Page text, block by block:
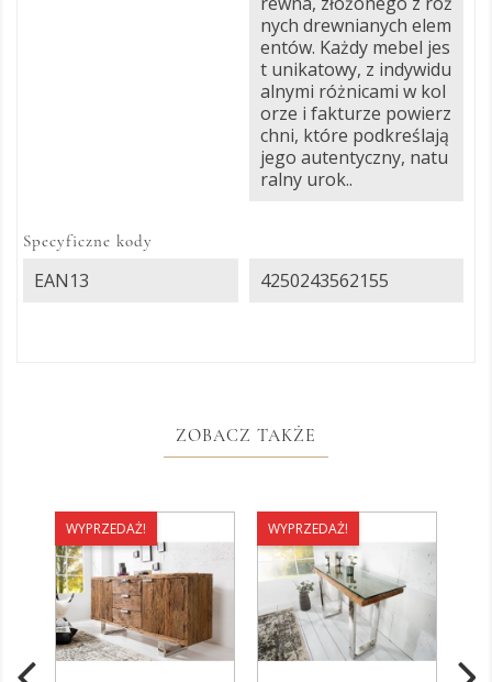
nych drewnianych elem
entów. Każdy mebel jes
t unikatowy, z indywidu
alnymi różnicami w kol
orze i fakturze powierz
chni, które podkreślają
jego autentyczny, natu
ralny urok..
Specyficzne kody
EAN13 4250243562155
ZOBACZ TAKŻE
WYPRZEDAŻ! WYPRZEDAŻ!